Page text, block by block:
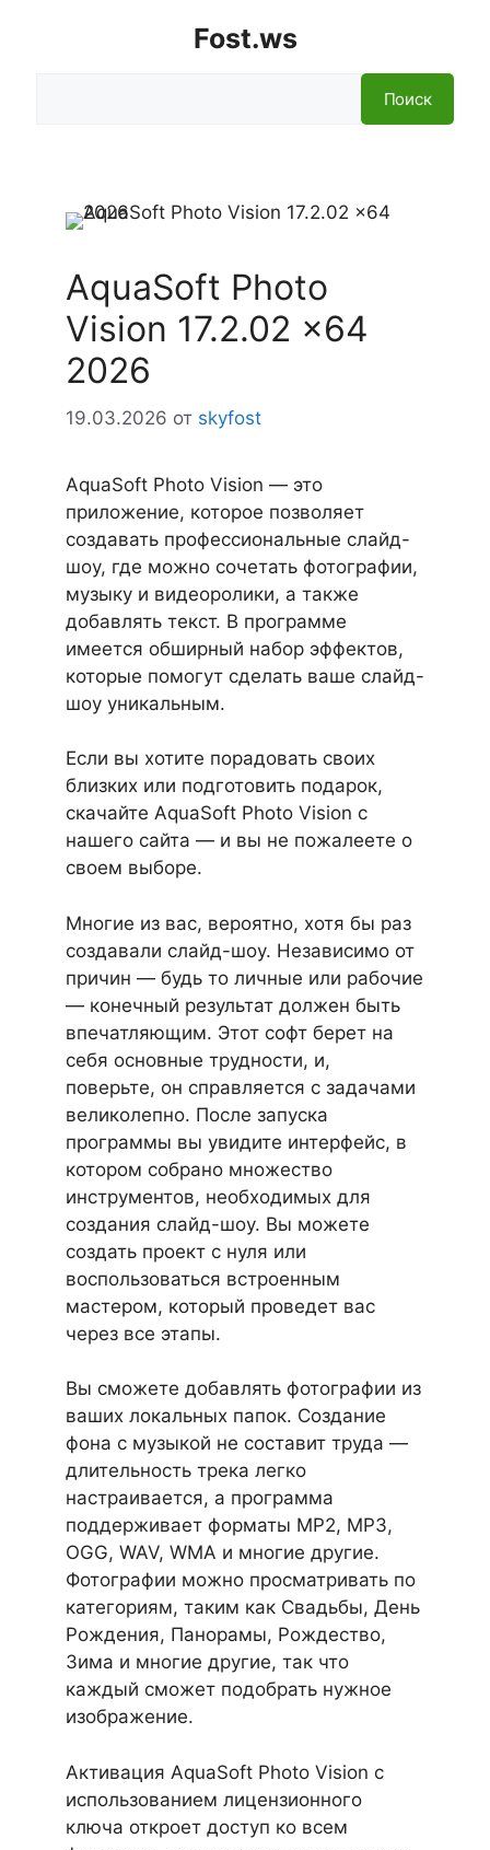
Fost.ws
Поиск
AquaSoft Photo
Vision 17.2.02 x64
2026
19.03.2026 от skyfost
AquaSoft Photo Vision — это
приложение, которое позволяет
создавать профессиональные слайд-
шоу, где можно сочетать фотографии,
музыку и видеоролики, а также
добавлять текст. В программе
имеется обширный набор эффектов,
которые помогут сделать ваше слайд-
шоу уникальным.
Если вы хотите порадовать своих
близких или подготовить подарок,
скачайте AquaSoft Photo Vision с
нашего сайта — и вы не пожалеете о
своем выборе.
Многие из вас, вероятно, хотя бы раз
создавали слайд-шоу. Независимо от
причин — будь то личные или рабочие
— конечный результат должен быть
впечатляющим. Этот софт берет на
себя основные трудности, и,
поверьте, он справляется с задачами
великолепно. После запуска
программы вы увидите интерфейс, в
котором собрано множество
инструментов, необходимых для
создания слайд-шоу. Вы можете
создать проект с нуля или
воспользоваться встроенным
мастером, который проведет вас
через все этапы.
Вы сможете добавлять фотографии из
ваших локальных папок. Создание
фона с музыкой не составит труда —
длительность трека легко
настраивается, а программа
поддерживает форматы MP2, MP3,
OGG, WAV, WMA и многие другие.
Фотографии можно просматривать по
категориям, таким как Свадьбы, День
Рождения, Панорамы, Рождество,
Зима и многие другие, так что
каждый сможет подобрать нужное
изображение.
Активация AquaSoft Photo Vision с
использованием лицензионного
ключа откроет доступ ко всем